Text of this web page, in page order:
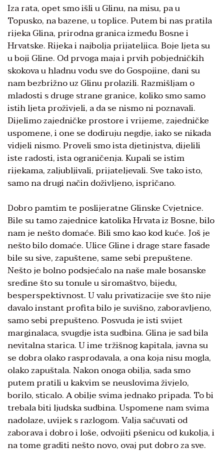
Iza rata, opet smo išli u Glinu, na misu, pa u
Topusko, na bazene, u toplice. Putem bi nas pratila
rijeka Glina, prirodna granica između Bosne i
Hrvatske. Rijeka i najbolja prijateljica. Boje ljeta su
u boji Gline. Od prvoga maja i prvih pobjedničkih
skokova u hladnu vodu sve do Gospojine, dani su
nam bezbrižno uz Glinu prolazili. Razmišljam o
mladosti s druge strane granice, koliko smo samo
istih ljeta proživjeli, a da se nismo ni poznavali.
Dijelimo zajedničke prostore i vrijeme, zajedničke
uspomene, i one se dodiruju negdje, iako se nikada
vidjeli nismo. Proveli smo ista djetinjstva, dijelili
iste radosti, ista ograničenja. Kupali se istim
rijekama, zaljubljivali, prijateljevali. Sve tako isto,
samo na drugi način doživljeno, ispričano.
Dobro pamtim te poslijeratne Glinske Cvjetnice.
Bile su tamo zajednice katolika Hrvata iz Bosne, bilo
nam je nešto domaće. Bili smo kao kod kuće. Još je
nešto bilo domaće. Ulice Gline i drage stare fasade
bile su sive, zapuštene, same sebi prepuštene.
Nešto je bolno podsjećalo na naše male bosanske
sredine što su tonule u siromaštvo, bijedu,
besperspektivnost. U valu privatizacije sve što nije
davalo instant profita bilo je suvišno, zaboravljeno,
samo sebi prepušteno. Posvuda je isti svijet
marginalaca, svugdje ista sudbina. Glina je sad bila
nevitalna starica. U ime tržišnog kapitala, javna su
se dobra olako rasprodavala, a ona koja nisu mogla,
olako zapuštala. Nakon onoga obilja, sada smo
putem pratili u kakvim se neuslovima živjelo,
borilo, sticalo. A obilje svima jednako pripada. To bi
trebala biti ljudska sudbina. Uspomene nam svima
nadolaze, uvijek s razlogom. Valja sačuvati od
zaborava i dobro i loše, odvojiti pšenicu od kukolja, i
na tome graditi nešto novo, ovaj put dobro za sve.